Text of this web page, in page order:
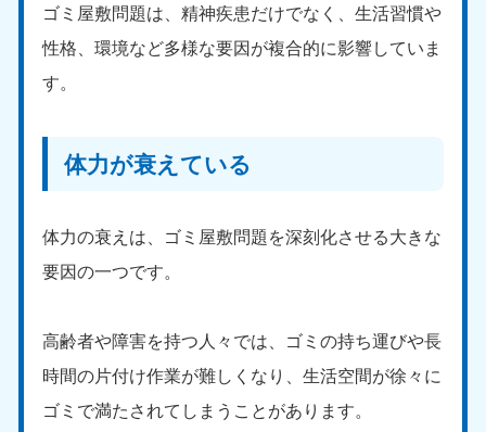
ゴミ屋敷問題は、精神疾患だけでなく、生活習慣や
性格、環境など多様な要因が複合的に影響していま
す。
体力が衰えている
体力の衰えは、ゴミ屋敷問題を深刻化させる大きな
要因の一つです。
高齢者や障害を持つ人々では、ゴミの持ち運びや長
時間の片付け作業が難しくなり、生活空間が徐々に
ゴミで満たされてしまうことがあります。
熊本県
050-1880-9892
9:00〜19:00 年中無休
沖縄県
050-1880-9887
9:00〜19:00 年中無休